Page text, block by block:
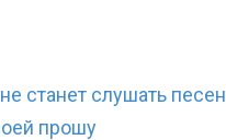
станет слушать песен
прошу